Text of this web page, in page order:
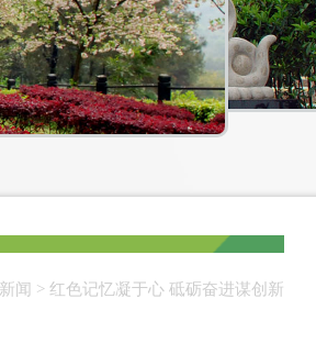
闻 > 红色记忆凝于心 砥砺奋进谋创新